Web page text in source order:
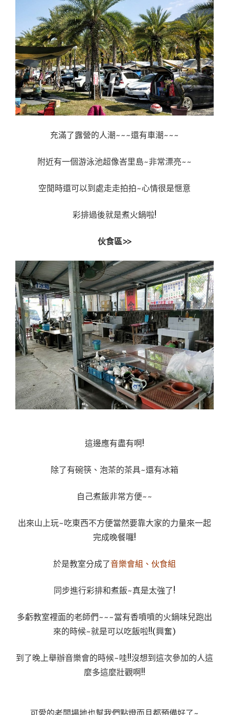
充滿了露營的人潮~~~還有車潮~~~
附近有一個游泳池超像峇里島~非常漂亮~~
空閒時還可以到處走走拍拍~心情很是愜意
彩排過後就是煮火鍋啦!
伙食區>>
這邊應有盡有啊!
除了有碗筷、泡茶的茶具~還有冰箱
自己煮飯非常方便~~
出來山上玩~吃東西不方便當然要靠大家的力量來一起
完成晚餐囉!
於是教室分成了音樂會組、伙食組
同步進行彩排和煮飯~真是太強了!
多虧教室裡面的老師們~~~當有香噴噴的火鍋味兒跑出
來的時候~就是可以吃飯啦!!(興奮)
到了晚上舉辦音樂會的時候~哇!!沒想到這次參加的人這
麼多這麼壯觀啊!!
可愛的老闆場地也幫我們點燈而且都預備好了~